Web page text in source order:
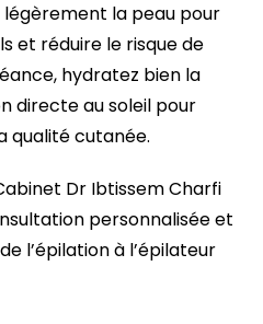
légèrement la peau pour
et réduire le risque de
hydratez bien la
directe au soleil pour
qualité cutanée.
Dr Ibtissem Charfi
personnalisée et
l’épilation à l’épilateur